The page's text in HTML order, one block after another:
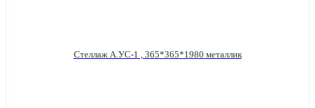
Стеллаж А.УС-1 , 365*365*1980 металлик